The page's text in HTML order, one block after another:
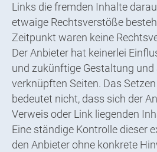
Links die fremden Inhalte
etwaige Rechtsverstöße
Zeitpunkt waren keine
Der Anbieter hat keinerlei
und zukünftige Gestaltung
verknüpften Seiten. Das
bedeutet nicht, dass sich der
Verweis oder Link liegenden
Eine ständige Kontrolle dieser
den Anbieter ohne konkrete